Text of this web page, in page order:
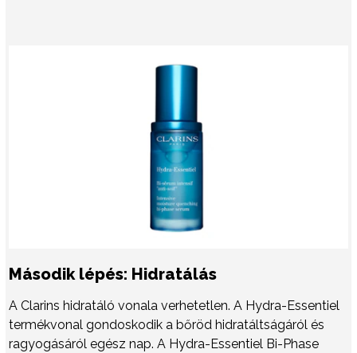
Második lépés: Hidratálás
A Clarins hidratáló vonala verhetetlen. A Hydra-Essentiel
termékvonal gondoskodik a bőröd hidratáltságáról és
ragyogásáról egész nap. A Hydra-Essentiel Bi-Phase